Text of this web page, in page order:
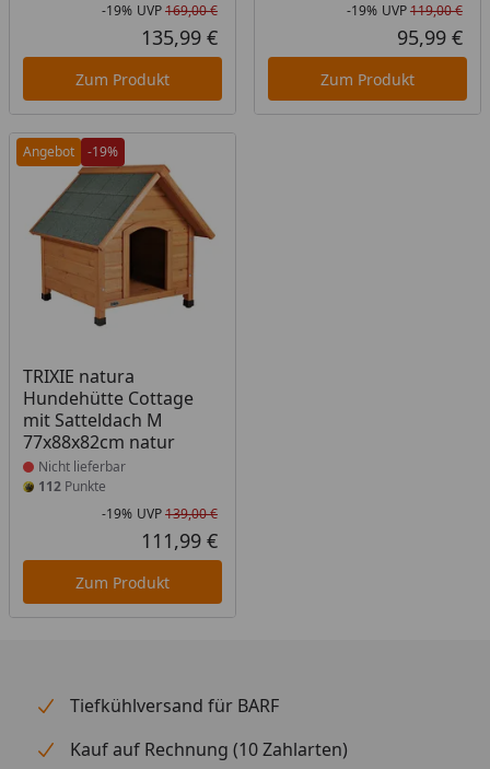
Rabatt in Prozent
-19%
Ursprünglicher Preis
UVP169,00 €
Aktueller Preis
135,99 €
Zum Produkt
-19% UVP119,00 €
95,99 €
Zum Produkt
Angebot -19%
TRIXIE natura
Hundehütte Cottage
mit Satteldach M
77x88x82cm natur
Produkt nicht lieferbar
Nicht lieferbar
112 Punkte
Rabatt in Prozent
-19%
Ursprünglicher Preis
UVP139,00 €
Aktueller Preis
111,99 €
Zum Produkt
Tiefkühlversand für BARF
Kauf auf Rechnung (10 Zahlarten)